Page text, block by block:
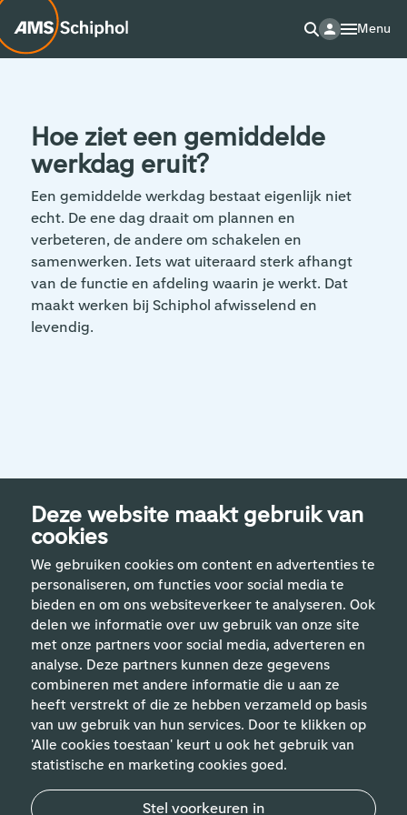
Deze website maakt gebruik van
cookies
We gebruiken cookies om content en advertenties te
personaliseren, om functies voor social media te
bieden en om ons websiteverkeer te analyseren. Ook
delen we informatie over uw gebruik van onze site
met onze partners voor social media, adverteren en
analyse. Deze partners kunnen deze gegevens
combineren met andere informatie die u aan ze
heeft verstrekt of die ze hebben verzameld op basis
van uw gebruik van hun services. Door te klikken op
'Alle cookies toestaan' keurt u ook het gebruik van
statistische en marketing cookies goed.
Stel voorkeuren in
Menu
Hoe ziet een gemiddelde
werkdag eruit?
Een gemiddelde werkdag bestaat eigenlijk niet
echt. De ene dag draait om plannen en
verbeteren, de andere om schakelen en
samenwerken. Iets wat uiteraard sterk afhangt
van de functie en afdeling waarin je werkt. Dat
maakt werken bij Schiphol afwisselend en
levendig.
Handige links
Vakgebieden
Contact